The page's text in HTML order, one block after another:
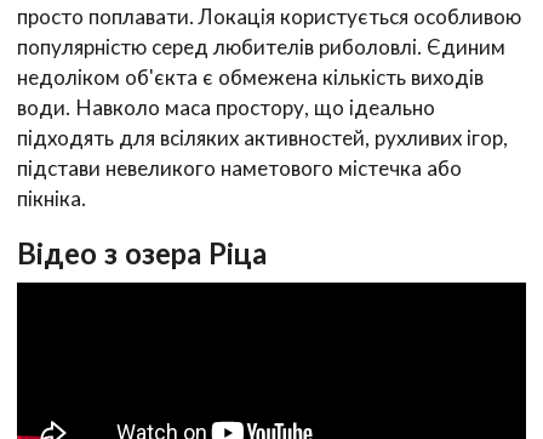
просто поплавати. Локація користується особливою
популярністю серед любителів риболовлі. Єдиним
недоліком об'єкта є обмежена кількість виходів
води. Навколо маса простору, що ідеально
підходять для всіляких активностей, рухливих ігор,
підстави невеликого наметового містечка або
пікніка.
Відео з озера Ріца